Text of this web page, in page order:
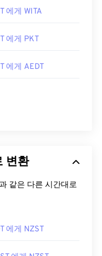
에게 WITA
에게 PKT
에게 AEDT
변환
같은 다른 시간대로
에게 NZST